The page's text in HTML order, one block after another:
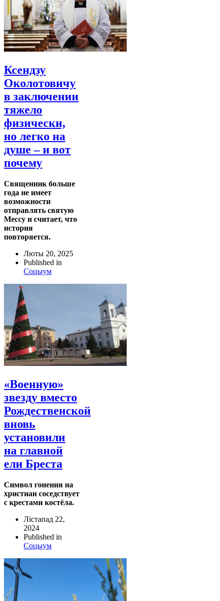
Ксендзу
Околотовичу
в заключении
тяжело
физически,
но легко на
душе – и вот
почему
Священник больше
года не имеет
возможности
отправлять святую
Мессу и считает, что
история
повторяется.
Люты 20, 2025
Published in
Соцыум
«Военную»
звезду вместо
Рождественской
вновь
установили
на главной
ели Бреста
Символ гонения на
христиан соседствует
с крестами костёла.
Лістапад 22,
2024
Published in
Соцыум